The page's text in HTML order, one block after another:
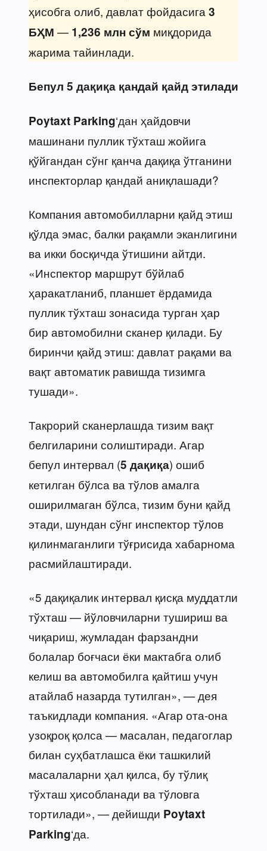
ҳисобга олиб, давлат фойдасига 3
БҲМ — 1,236 млн сўм миқдорида
жарима тайинлади.
Бепул 5 дақиқа қандай қайд этилади
Poytaxt Parking‘дан ҳайдовчи
машинани пуллик тўхташ жойига
қўйгандан сўнг қанча дақиқа ўтганини
инспекторлар қандай аниқлашади?
Компания автомобилларни қайд этиш
қўлда эмас, балки рақамли эканлигини
ва икки босқичда ўтишини айтди.
«Инспектор маршрут бўйлаб
ҳаракатланиб, планшет ёрдамида
пуллик тўхташ зонасида турган ҳар
бир автомобилни сканер қилади. Бу
биринчи қайд этиш: давлат рақами ва
вақт автоматик равишда тизимга
тушади».
Такрорий сканерлашда тизим вақт
белгиларини солиштиради. Агар
бепул интервал (5 дақиқа) ошиб
кетилган бўлса ва тўлов амалга
оширилмаган бўлса, тизим буни қайд
этади, шундан сўнг инспектор тўлов
қилинмаганлиги тўғрисида хабарнома
расмийлаштиради.
«5 дақиқалик интервал қисқа муддатли
тўхташ — йўловчиларни тушириш ва
чиқариш, жумладан фарзандни
болалар боғчаси ёки мактабга олиб
келиш ва автомобилга қайтиш учун
атайлаб назарда тутилган», — дея
таъкидлади компания. «Агар ота-она
узоқроқ қолса — масалан, педагоглар
билан суҳбатлашса ёки ташкилий
масалаларни ҳал қилса, бу тўлиқ
тўхташ ҳисобланади ва тўловга
тортилади», — дейишди Poytaxt
Parking‘да.